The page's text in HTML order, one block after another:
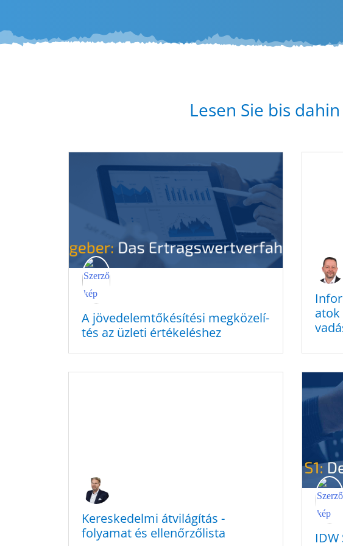
Lesen Sie bis
A jövedelem­tőké­sí­té­si megkö­ze­lí­
tés az üzleti értékeléshez
Keres­ke­del­mi átvilá­gí­tás -
folyamat és ellenőrzőlista
IDW